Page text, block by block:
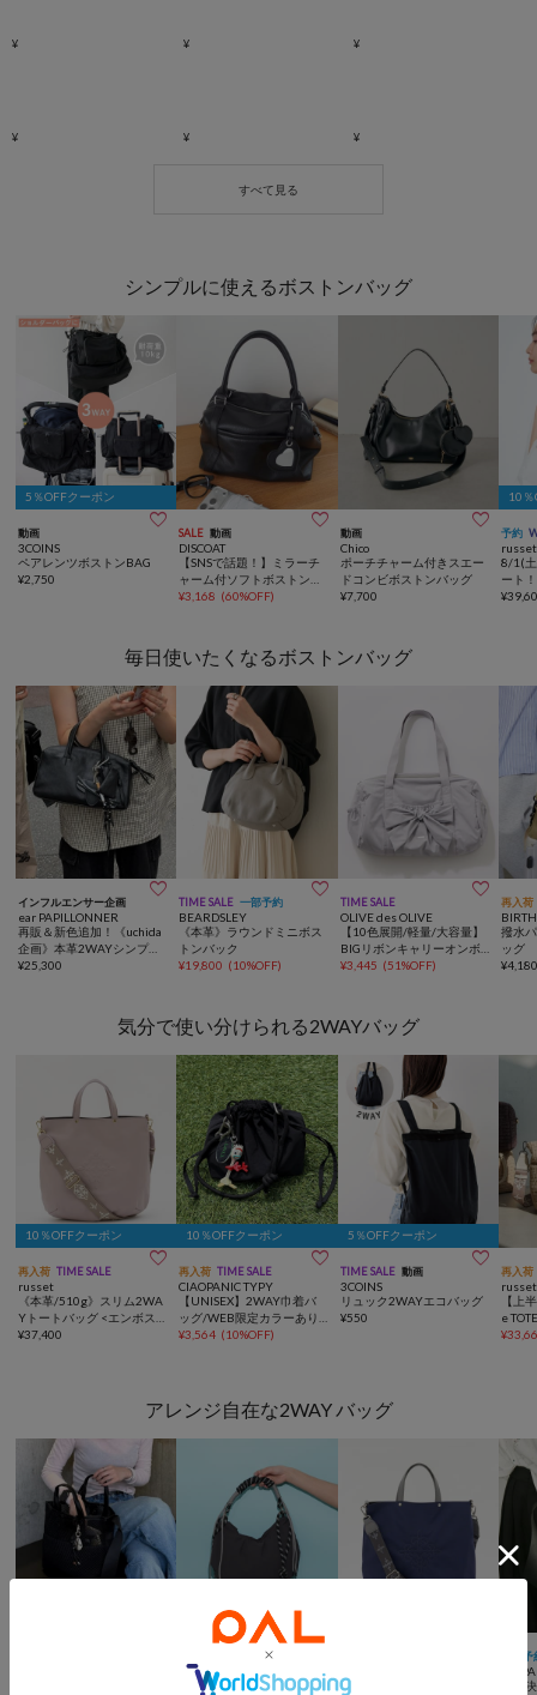
シンプルに使えるボストンバッグ
5％OFFクーポン
動画 
3COINS
ペアレンツボストンBAG
¥2,750
SALE 動画 
DISCOAT
【SNSで話題！】ミラーチ
ャーム付ソフトボストンバ
ッグ《詳細動画あり》
¥3,168 (60%OFF)
動画 
Chico
ポーチチャーム付きスエー
ドコンビボストンバッグ
¥7,700
10％
予約
russet
8/1(
ート
水】
¥
毎日使いたくなるボストンバッグ
インフルエンサー企画 
ear PAPILLONNER
再販＆新色追加！《uchida
企画》本革2WAYシンプル
ボストンバッグ
¥25,300
TIME SALE 一部予約 
BEARDSLEY
《本革》ラウンドミニボス
トンバック
¥19,800 (10%OFF)
TIME SALE 
OLIVE des OLIVE
【10色展開/軽量/大容量】
BIGリボンキャリーオンボ
ストンバッグ
¥3,445 (51%OFF)
再入荷
撥水
ッグ
¥
気分で使い分けられる2WAYバッグ
10％OFFクーポン
再入荷 TIME SALE 
russet
《本革/510g》スリム2WA
Yトートバッグ <エンボス
モノグラム>
¥37,400
10％OFFクーポン
再入荷 TIME SALE 
CIAOPANIC TYPY
【UNISEX】2WAY巾着バ
ッグ/WEB限定カラーあり/
キーホルダー付き
¥3,564 (10%OFF)
5％OFFクーポン
TIME SALE 動画 
3COINS
リュック2WAYエコバッグ
¥550
再入荷
russet
【上
e
¥
アレンジ自在な2WAY バッグ
WEB限定 
CIAOPANIC TYPY
【WEB限定】撥水ナイロン
【撥水】スリム2WAYトー
一部予
ear
追加